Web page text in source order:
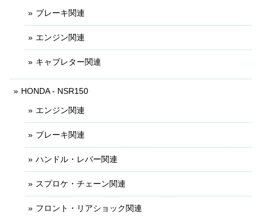
ブレーキ関連
エンジン関連
キャブレター関連
HONDA - NSR150
エンジン関連
ブレーキ関連
ハンドル・レバー関連
スプロケ・チェーン関連
フロント・リアショック関連